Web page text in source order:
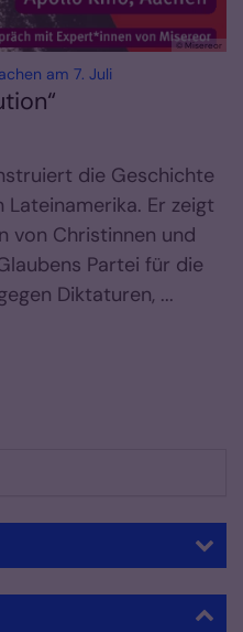
© Misereor
am 7. Juli:
die Geschichte
Er zeigt
von Christinnen und
Partei für die
Diktaturen, ...